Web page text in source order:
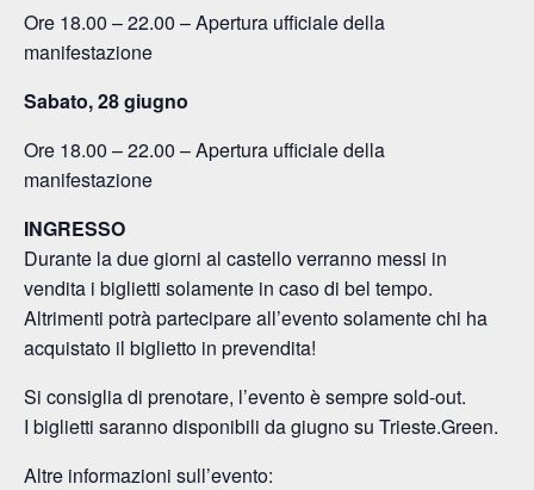
Ore 18.00 – 22.00 – Apertura ufficiale della
manifestazione
Sabato, 28 giugno
Ore 18.00 – 22.00 – Apertura ufficiale della
manifestazione
INGRESSO
Durante la due giorni al castello verranno messi in
vendita i biglietti solamente in caso di bel tempo.
Altrimenti potrà partecipare all’evento solamente chi ha
acquistato il biglietto in prevendita!
Si consiglia di prenotare, l’evento è sempre sold-out.
I biglietti saranno disponibili da giugno su Trieste.Green.
Altre informazioni sull’evento: